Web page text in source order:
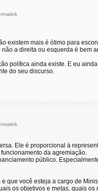
existem mais é ótimo para
a direita ou esquerda é bem
política ainda existe. E eu
do seu discurso.
Ele é proporcional à
da agremiação.
público.
que você esteja a cargo de
os objetivos e metas, quais os